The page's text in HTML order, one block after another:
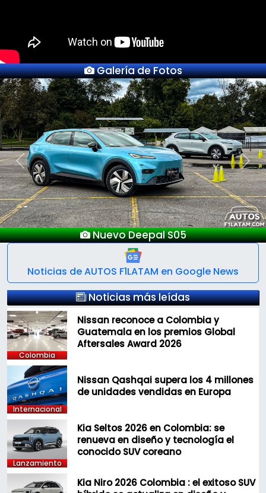
Galería de Fotos
Nuevo Deepal S05
Previous Next
Noticias de AUTOS F1LATAM en Google News
Noticias más leídas
Colombia
Nissan reconoce a Colombia y
Guatemala en los premios Global
Aftersales Award 2026
Internacional
Nissan Qashqai supera los 4 millones
de unidades vendidas en Europa
Lanzamiento
Kia Seltos 2026 en Colombia: se
renueva en diseño y tecnología el
conocido SUV coreano
Kia Niro 2026 Colombia : el exitoso SUV